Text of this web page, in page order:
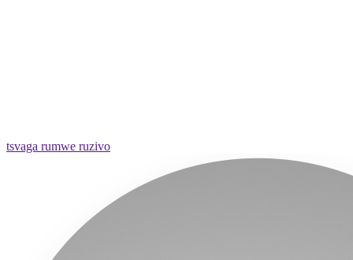
tsvaga rumwe ruzivo